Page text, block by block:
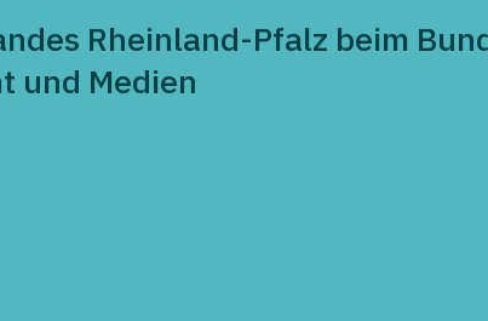
Rheinland-Pfalz beim
und Medien